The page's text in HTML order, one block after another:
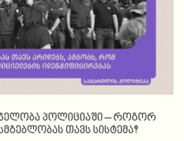
პოლიციაში – როგორ
თავს სისტემა?